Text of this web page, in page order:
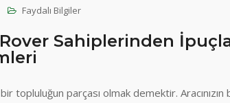
Faydalı Bilgiler
Sahiplerinden
topluluğun parçası olmak demektir.